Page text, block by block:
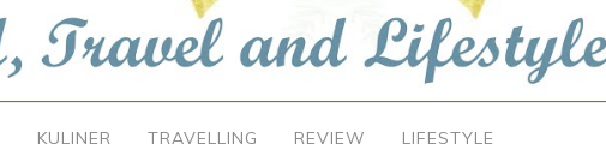
KULINER TRAVELLING REVIEW LIFESTYLE